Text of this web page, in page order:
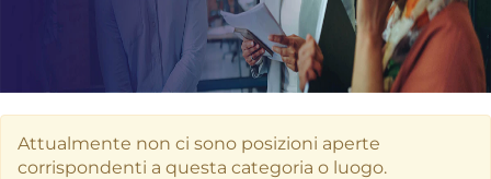
Attualmente non ci sono posizioni aperte
corrispondenti a questa categoria o luogo.